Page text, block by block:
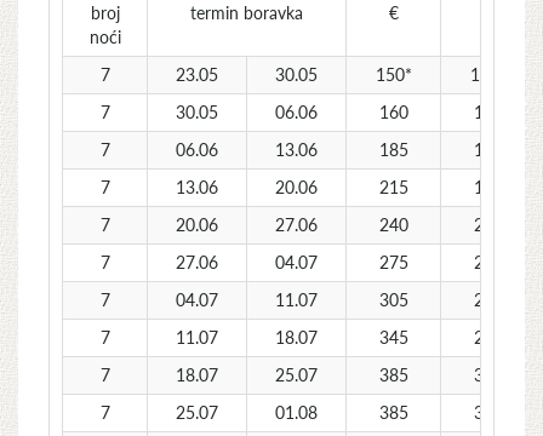
broj
noći
termin boravka €
7 23.05 30.05 150*
135*
7
30.05 06.06 160
140
7
06.06 13.06 185
160
7
13.06 20.06 215
185
7
20.06 27.06 240
200
7
27.06 04.07 275
235
7
04.07 11.07 305
255
7
11.07 18.07 345
290
7
18.07 25.07 385
320
7
25.07 01.08 385
320